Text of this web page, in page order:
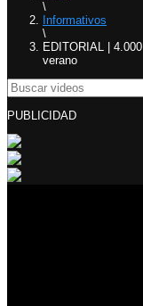
\
Informativos
\
EDITORIAL |
verano
PUBLICIDAD